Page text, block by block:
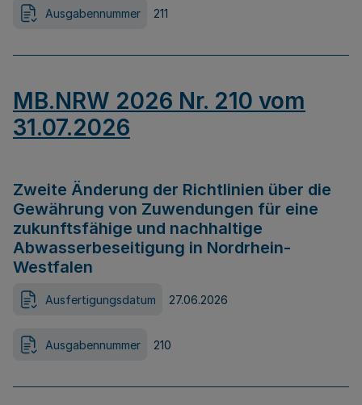
Ausgabennummer 211
MB.NRW 2026 Nr. 210 vom
31.07.2026
Zweite Änderung der Richtlinien über die
Gewährung von Zuwendungen für eine
zukunftsfähige und nachhaltige
Abwasserbeseitigung in Nordrhein-
Westfalen
Ausfertigungsdatum 27.06.2026
Ausgabennummer 210